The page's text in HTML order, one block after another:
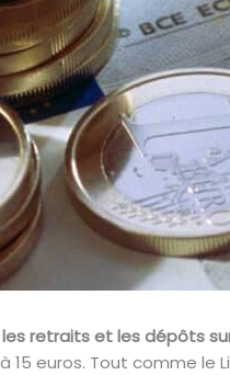
les retraits et les dépôts
euros. Tout comme le